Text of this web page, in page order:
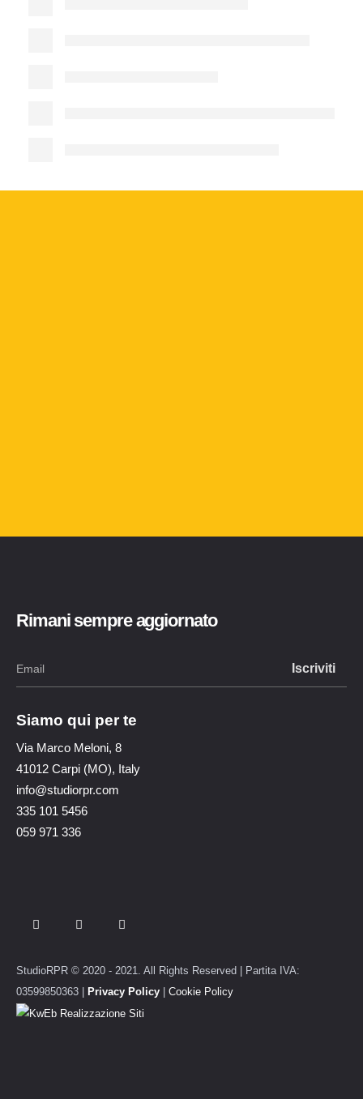
Rimani sempre aggiornato
Siamo qui per te
Via Marco Meloni, 8
41012 Carpi (MO), Italy
info@studiorpr.com
335 101 5456
059 971 336
StudioRPR © 2020 - 2021. All Rights Reserved | Partita IVA:
03599850363 |
Privacy Policy Cookie Policy